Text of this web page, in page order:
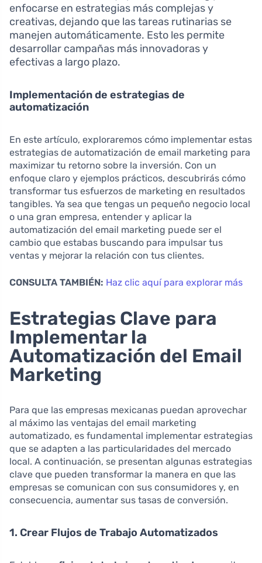
enfocarse en estrategias más complejas y
creativas, dejando que las tareas rutinarias se
manejen automáticamente. Esto les permite
desarrollar campañas más innovadoras y
efectivas a largo plazo.
Implementación de estrategias de
automatización
En este artículo, exploraremos cómo implementar estas
estrategias de automatización de email marketing para
maximizar tu retorno sobre la inversión. Con un
enfoque claro y ejemplos prácticos, descubrirás cómo
transformar tus esfuerzos de marketing en resultados
tangibles. Ya sea que tengas un pequeño negocio local
o una gran empresa, entender y aplicar la
automatización del email marketing puede ser el
cambio que estabas buscando para impulsar tus
ventas y mejorar la relación con tus clientes.
CONSULTA TAMBIÉN: Haz clic aquí para explorar más
Estrategias Clave para
Implementar la
Automatización del Email
Marketing
Para que las empresas mexicanas puedan aprovechar
al máximo las ventajas del email marketing
automatizado, es fundamental implementar estrategias
que se adapten a las particularidades del mercado
local. A continuación, se presentan algunas estrategias
clave que pueden transformar la manera en que las
empresas se comunican con sus consumidores y, en
consecuencia, aumentar sus tasas de conversión.
1. Crear Flujos de Trabajo Automatizados